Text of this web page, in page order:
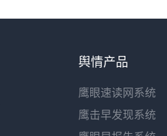
舆情产品
鹰眼速读网系统
鹰击早发现系统